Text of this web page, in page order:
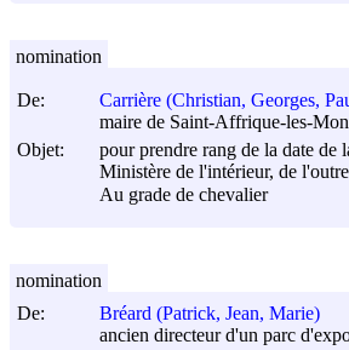
De:
Carrière (Christian, Georges,
maire de Saint-Affrique-les-
Objet:
pour prendre rang de la date de
Ministère de l'intérieur, de
Au grade de chevalier
nomination
De:
Bréard (Patrick, Jean, Marie)
ancien directeur d'un parc
nomination